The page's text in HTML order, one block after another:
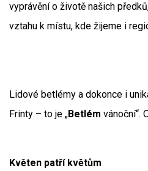
vyprávění o životě našich
vztahu k místu, kde žijeme i
Lidové betlémy a dokonce i
Frinty – to je „Betlém vánoční“.
Květen patří květům